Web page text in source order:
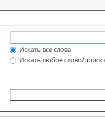
Искать все слова
Искать любое слово/поиск